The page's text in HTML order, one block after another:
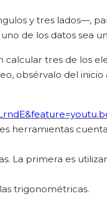
y tres lados—,
de los datos sea
tres de los
obsérvalo del inicio
herramientas
La primera es
trigonométricas.